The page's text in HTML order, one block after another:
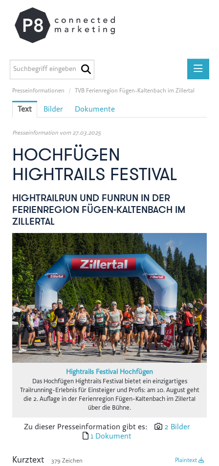
Presseinformationen
P8 Marketing informiert
ADEG
GEERS
Österreichische Apothekerkammer
Miba Gruppe
FG Beförderungsgewerbe mit PKW
Hansaton
Intact
KOLLER+KOLLER
BioLife
Karriere mit Schere
AustroCel
Monat der Hautgesundheit
Notariatskammer für Salzburg
Skiregion Hochkönig
Subway B2C
Presseinformationen / TVB Ferienregion Fügen-Kaltenbach im Zillertal
Text Bilder Dokumente
Presseinformation vom 27.03.2025
HOCHFÜGEN
HIGHTRAILS FESTIVAL
HIGHTRAILRUN UND FUNRUN IN DER
FERIENREGION FÜGEN-KALTENBACH IM
ZILLERTAL
Hightrails Festival Hochfügen
Das Hochfügen Hightrails Festival bietet ein einzigartiges
Trailrunning-Erlebnis für Einsteiger und Profis: am 10. August geht
die 2. Auflage in der Ferienregion Fügen-Kaltenbach im Zillertal
über die Bühne.
Zu dieser Presseinformation gibt es:
2 Bilder
1 Dokument
Kurztext 379 Zeichen Plaintext